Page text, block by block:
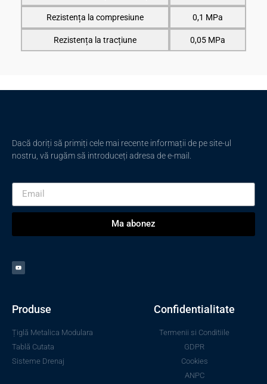
Rezistența la compresiune 0,1 MPa
Rezistența la tracțiune 0,05 MPa
Dacă doriți să primiți cele mai recente informații de pe site-ul
nostru, vă rugăm să introduceți adresa de e-mail.
Ma abonez
Produse
Țiglă Metalica Modulara
Tablă Cutata
Sisteme Drenaj
Confidentialitate
Termenii si Conditiile
GDPR
Cookies
ANPC